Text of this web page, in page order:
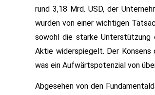
rund 3,18 Mrd. USD, der
wurden von einer wichtigen
sowohl die starke Unterstützung
Aktie widerspiegelt. Der
was ein Aufwärtspotenzial von
Abgesehen von den